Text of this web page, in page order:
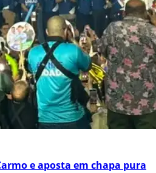
e aposta em chapa pura